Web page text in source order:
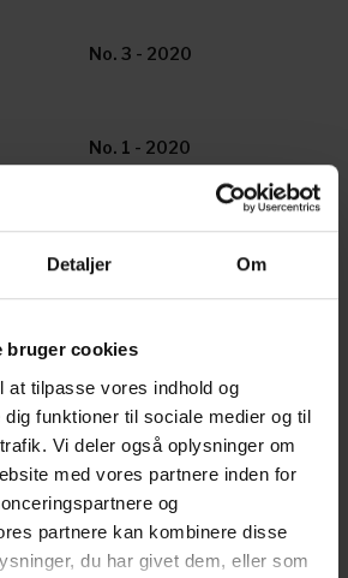
Detaljer Om
bruger cookies
at tilpasse vores indhold og
funktioner til sociale medier og til
Vi deler også oplysninger om
med vores partnere inden for
og
partnere kan kombinere disse
du har givet dem, eller som
No. 3 - 2020
No. 1 - 2020
February/March 2019
19 October/November 2018